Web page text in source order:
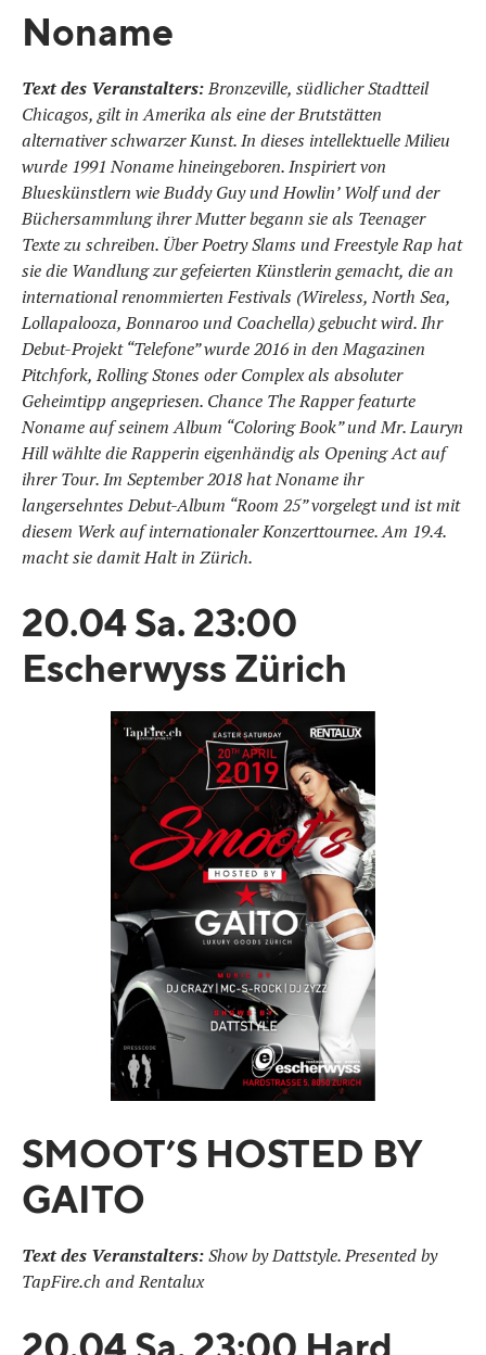
Noname
Text des Veranstalters:Bronzeville, südlicher Stadtteil
Chicagos, gilt in Amerika als eine der Brutstätten
alternativer schwarzer Kunst. In dieses intellektuelle Milieu
wurde 1991 Noname hineingeboren. Inspiriert von
Blueskünstlern wie Buddy Guy und Howlin’ Wolf und der
Büchersammlung ihrer Mutter begann sie als Teenager
Texte zu schreiben. Über Poetry Slams und Freestyle Rap hat
sie die Wandlung zur gefeierten Künstlerin gemacht, die an
international renommierten Festivals (Wireless, North Sea,
Lollapalooza, Bonnaroo und Coachella) gebucht wird. Ihr
Debut-Projekt “Telefone” wurde 2016 in den Magazinen
Pitchfork, Rolling Stones oder Complex als absoluter
Geheimtipp angepriesen. Chance The Rapper featurte
Noname auf seinem Album “Coloring Book” und Mr. Lauryn
Hill wählte die Rapperin eigenhändig als Opening Act auf
ihrer Tour. Im September 2018 hat Noname ihr
langersehntes Debut-Album “Room 25” vorgelegt und ist mit
diesem Werk auf internationaler Konzerttournee. Am 19.4.
macht sie damit Halt in Zürich.
20.04 Sa. 23:00
Escherwyss Zürich
SMOOT’S HOSTED BY
GAITO
Text des Veranstalters:Show by Dattstyle. Presented by
TapFire.ch and Rentalux